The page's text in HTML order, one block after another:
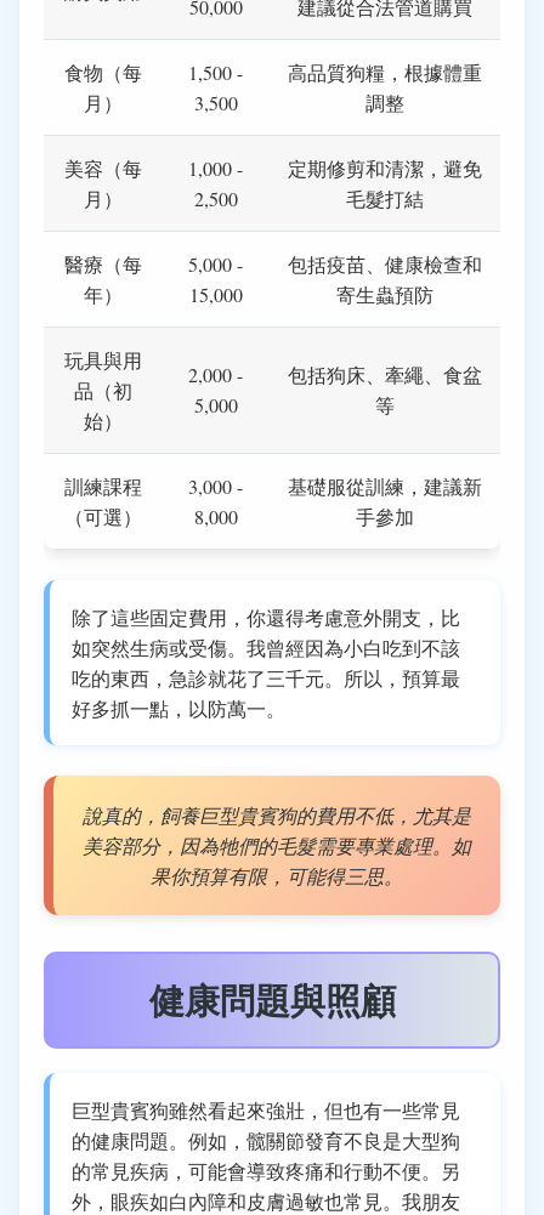
50,000 建議從合法管道購買
食物（每
月）
1,500 -
3,500
高品質狗糧，根據體重
調整
美容（每
月）
1,000 -
2,500
定期修剪和清潔，避免
毛髮打結
醫療（每
年）
5,000 -
15,000
包括疫苗、健康檢查和
寄生蟲預防
玩具與用
品（初
始）
2,000 -
5,000
包括狗床、牽繩、食盆
等
訓練課程
（可選）
3,000 -
8,000
基礎服從訓練，建議新
手參加
除了這些固定費用，你還得考慮意外開支，比
如突然生病或受傷。我曾經因為小白吃到不該
吃的東西，急診就花了三千元。所以，預算最
好多抓一點，以防萬一。
說真的，飼養巨型貴賓狗的費用不低，尤其是
美容部分，因為牠們的毛髮需要專業處理。如
果你預算有限，可能得三思。
健康問題與照顧
巨型貴賓狗雖然看起來強壯，但也有一些常見
的健康問題。例如，髋關節發育不良是大型狗
的常見疾病，可能會導致疼痛和行動不便。另
外，眼疾如白內障和皮膚過敏也常見。我朋友